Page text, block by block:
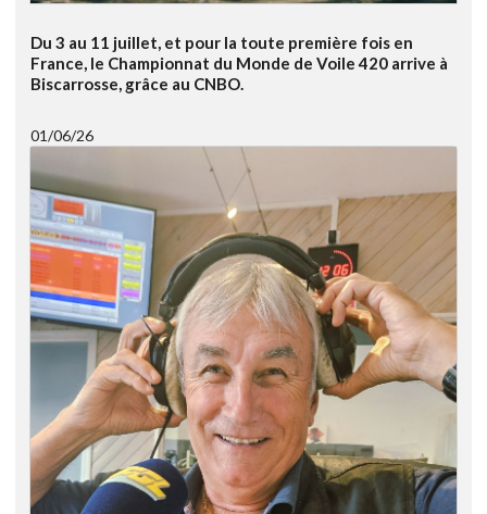
Du 3 au 11 juillet, et pour la toute première fois en
France, le Championnat du Monde de Voile 420 arrive à
Biscarrosse, grâce au CNBO.
01/06/26